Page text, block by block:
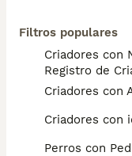
Filtros populares
Criadores con
Registro de
Criadores con
Criadores con
Perros con